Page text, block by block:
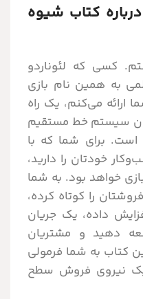
کتاب شیوه
کسی که لئوناردو
به همین نام بازی
ارائه می‌کنم، یک راه
سیستم خط مستقیم
برای شما که با
خودتان را دارید،
خواهد بود. به شما
را کوتاه کرده،
داده، یک جریان
دهید و مشتریان
کتاب به شما فرمولی
یک نیروی فروش سطح